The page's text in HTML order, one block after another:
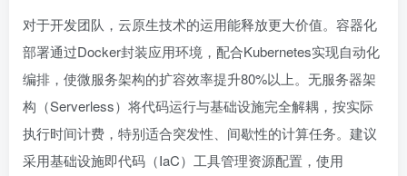
对于开发团队，云原生技术的运用能释放更大价值。容器化
部署通过Docker封装应用环境，配合Kubernetes实现自动化
编排，使微服务架构的扩容效率提升80%以上。无服务器架
构（Serverless）将代码运行与基础设施完全解耦，按实际
执行时间计费，特别适合突发性、间歇性的计算任务。建议
采用基础设施即代码（IaC）工具管理资源配置，使用